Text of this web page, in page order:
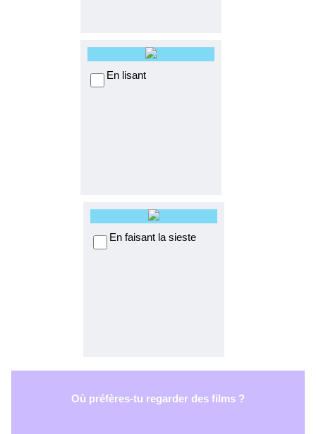
En lisant
En faisant la sieste
Où préfères-tu regarder des films ?